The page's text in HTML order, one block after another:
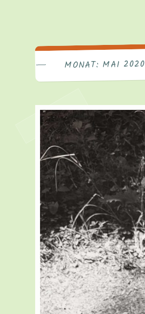
MONAT: MAI 2020